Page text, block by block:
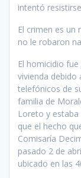
intentó
El crimen es un
no le robaron
El homicidio
vivienda debido
telefónicos de
familia de
Loreto y
que el hecho
Comisaría
pasado 2 de
ubicado en las